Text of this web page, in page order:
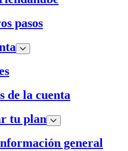
pasos
de la cuenta
tu plan
general